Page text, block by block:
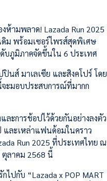
ามพลาด! Lazada Run 2025
ดิม พร้อมเซอร์ไพรส์สุดพิเศษ
บภูมิภาคจัดขึ้นใน 6 ประเทศ
นส์ มาเลเซีย และสิงคโปร์ โดย
จะมอบประสบการณ์ที่มากก
ละการช้อปไว้ด้วยกันอย่างลงตัว
และเหล่าแฟนด้อมในคราว
Run 2025 ที่ประเทศไทย ณ
ลาคม 2568 นี้
ปกับ “Lazada x POP MART